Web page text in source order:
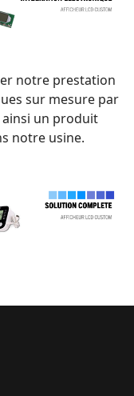
notre prestation
sur mesure par
un produit
notre usine.